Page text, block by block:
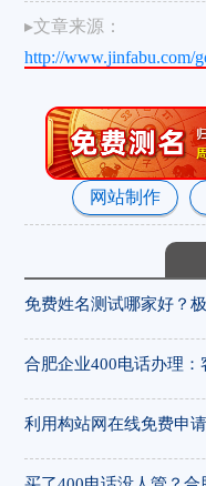
▸文章来源：
http://www.jinfabu.com/
网站制作